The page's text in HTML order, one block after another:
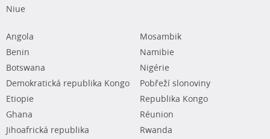
Niue
Angola
Benin
Botswana
Demokratická republika Kongo
Etiopie
Ghana
Jihoafrická republika
Mosambik
Namibie
Nigérie
Pobřeží slonoviny
Republika Kongo
Réunion
Rwanda